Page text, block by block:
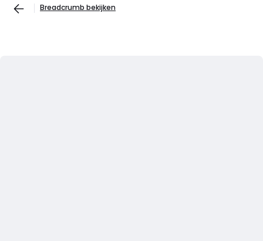
Breadcrumb bekijken